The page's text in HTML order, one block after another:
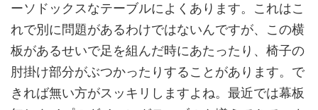
ーソドックスなテーブルによくあります。これはこ
れで別に問題があるわけではないんですが、この横
板があるせいで足を組んだ時にあたったり、椅子の
肘掛け部分がぶつかったりすることがあります。で
きれば無い方がスッキリしますよね。最近では幕板